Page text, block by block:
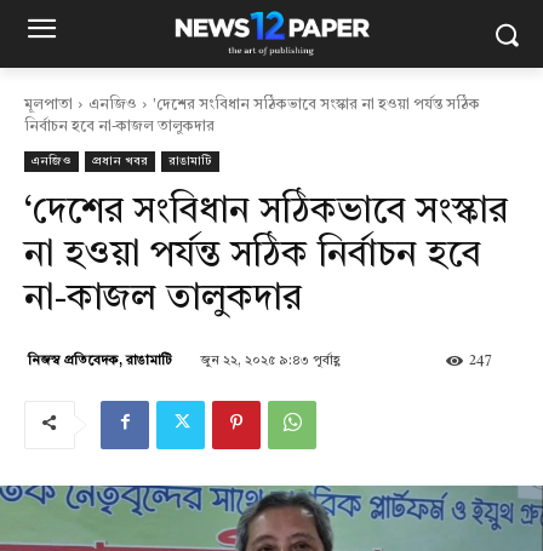
মূলপাতা এনজিও
'দেশের সংবিধান সঠিকভাবে সংস্কার না হওয়া পর্যন্ত সঠিক
নির্বাচন হবে না-কাজল তালুকদার
এনজিও প্রধান খবর রাঙামাটি
‘দেশের সংবিধান সঠিকভাবে সংস্কার
না হওয়া পর্যন্ত সঠিক নির্বাচন হবে
না-কাজল তালুকদার
নিজস্ব প্রতিবেদক, রাঙামাটি জুন ২২, ২০২৫ ৯:৪৩ পূর্বাহ্ণ 247